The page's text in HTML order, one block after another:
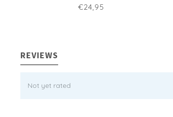
€24,95
REVIEWS
Not yet rated